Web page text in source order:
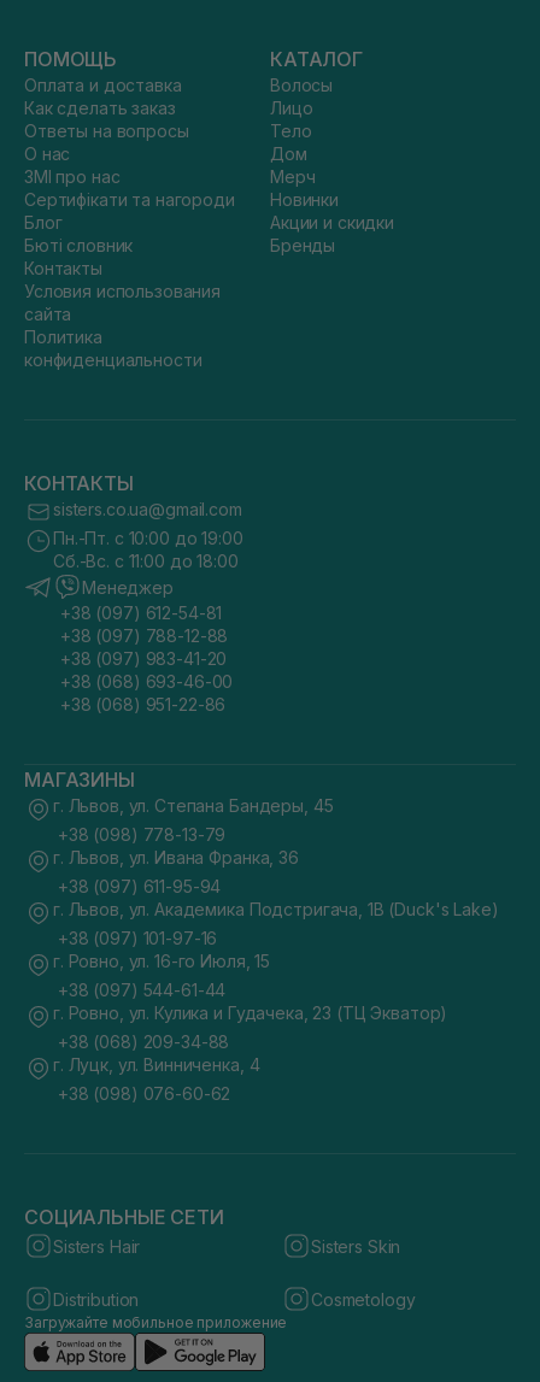
ПОМОЩЬ
Оплата и доставка
Как сделать заказ
Ответы на вопросы
О нас
ЗМІ про нас
Сертифікати та нагороди
Блог
Бюті словник
Контакты
Условия использования
сайта
Политика
конфиденциальности
КАТАЛОГ
Волосы
Лицо
Тело
Дом
Мерч
Новинки
Акции и скидки
Бренды
КОНТАКТЫ
sisters.co.ua@gmail.com
Пн.-Пт. с 10:00 до 19:00
Сб.-Вс. с 11:00 до 18:00
Менеджер
+38 (097) 612-54-81
+38 (097) 788-12-88
+38 (097) 983-41-20
+38 (068) 693-46-00
+38 (068) 951-22-86
МАГАЗИНЫ
г. Львов, ул. Степана Бандеры, 45
+38 (098) 778-13-79
г. Львов, ул. Ивана Франка, 36
+38 (097) 611-95-94
г. Львов, ул. Академика Подстригача, 1В (Duck's Lake)
+38 (097) 101-97-16
г. Ровно, ул. 16-го Июля, 15
+38 (097) 544-61-44
г. Ровно, ул. Кулика и Гудачека, 23 (ТЦ Экватор)
+38 (068) 209-34-88
г. Луцк, ул. Винниченка, 4
+38 (098) 076-60-62
СОЦИАЛЬНЫЕ СЕТИ
Sisters Hair Sisters Skin
Distribution Cosmetology
Загружайте мобильное приложение